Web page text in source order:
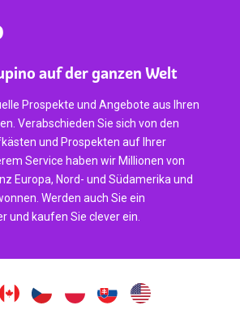
auf der ganzen Welt
Prospekte und Angebote aus Ihren
Verabschieden Sie sich von den
und Prospekten auf Ihrer
Service haben wir Millionen von
Europa, Nord- und Südamerika und
Werden auch Sie ein
und kaufen Sie clever ein.